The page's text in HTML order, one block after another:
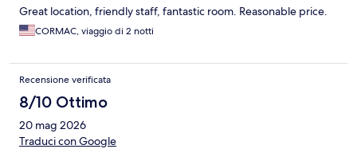
Great location, friendly staff, fantastic room. Reasonable price.
CORMAC, viaggio di 2 notti
Recensione verificata
8/10 Ottimo
20 mag 2026
Traduci con Google